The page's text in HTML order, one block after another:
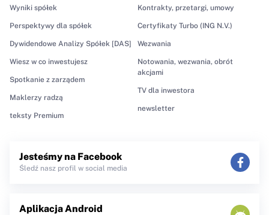
Wyniki spółek
Perspektywy dla spółek
Dywidendowe Analizy Spółek [DAS]
Wiesz w co inwestujesz
Spotkanie z zarządem
Maklerzy radzą
teksty Premium
Kontrakty, przetargi, umowy
Certyfikaty Turbo (ING N.V.)
Wezwania
Notowania, wezwania, obrót
akcjami
TV dla inwestora
newsletter
Jesteśmy na Facebook
Śledź nasz profil w social media
Aplikacja Android